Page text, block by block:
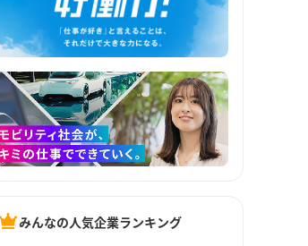
みんなの人気企業ランキング